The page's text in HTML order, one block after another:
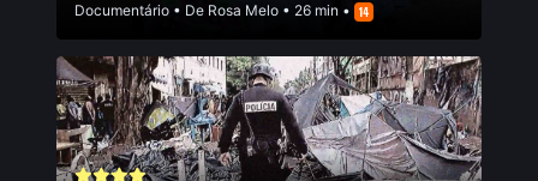
Documentário • De Rosa Melo • 26 min •